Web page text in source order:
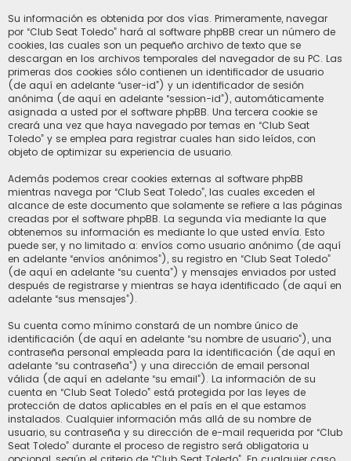
Su información es obtenida por dos vías. Primeramente, navegar
por “Club Seat Toledo” hará al software phpBB crear un número de
cookies, las cuales son un pequeño archivo de texto que se
descargan en los archivos temporales del navegador de su PC. Las
primeras dos cookies sólo contienen un identificador de usuario
(de aquí en adelante “user-id”) y un identificador de sesión
anónima (de aquí en adelante “session-id”), automáticamente
asignada a usted por el software phpBB. Una tercera cookie se
creará una vez que haya navegado por temas en “Club Seat
Toledo” y se emplea para registrar cuales han sido leídos, con
objeto de optimizar su experiencia de usuario.
Además podemos crear cookies externas al software phpBB
mientras navega por “Club Seat Toledo”, las cuales exceden el
alcance de este documento que solamente se refiere a las páginas
creadas por el software phpBB. La segunda vía mediante la que
obtenemos su información es mediante lo que usted envía. Esto
puede ser, y no limitado a: envíos como usuario anónimo (de aquí
en adelante “envíos anónimos”), su registro en “Club Seat Toledo”
(de aquí en adelante “su cuenta”) y mensajes enviados por usted
después de registrarse y mientras se haya identificado (de aquí en
adelante “sus mensajes”).
Su cuenta como mínimo constará de un nombre único de
identificación (de aquí en adelante “su nombre de usuario”), una
contraseña personal empleada para la identificación (de aquí en
adelante “su contraseña”) y una dirección de email personal
válida (de aquí en adelante “su email”). La información de su
cuenta en “Club Seat Toledo” está protegida por las leyes de
protección de datos aplicables en el país en el que estamos
instalados. Cualquier información más allá de su nombre de
usuario, su contraseña y su dirección de e-mail requerida por “Club
Seat Toledo” durante el proceso de registro será obligatoria u